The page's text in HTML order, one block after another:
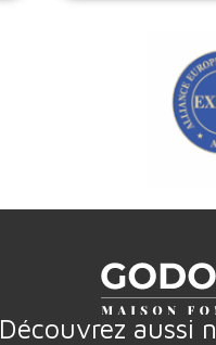
Découvrez aussi